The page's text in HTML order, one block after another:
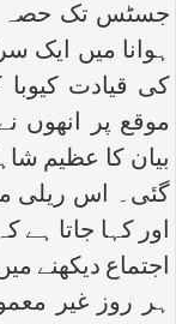
جسٹس تک حصہ
ہوانا میں
کی قیادت
موقع پر انھوں
بیان کا عظیم
اور کہا جاتا ہے
اجتماع دیکھنے
ہر روز غیر